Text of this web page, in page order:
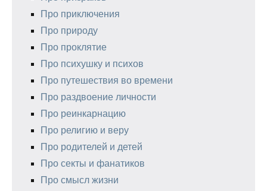
Про приключения
Про природу
Про проклятие
Про психушку и психов
Про путешествия во времени
Про раздвоение личности
Про реинкарнацию
Про религию и веру
Про родителей и детей
Про секты и фанатиков
Про смысл жизни